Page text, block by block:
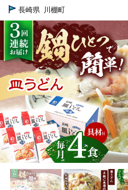
TOP
TOP 麺類 ほかの麺類
長崎県 川棚町